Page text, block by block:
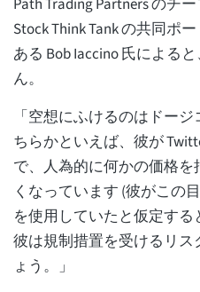
Stock Think Tank の共同ポ
ある Bob Iaccino 氏による
ん。
「空想にふけるのはドー
ちらかといえば、彼が
で、人為的に何かの価格
くなっています (彼がこの
を使用していたと仮定する
彼は規制措置を受けるリ
ょう。」